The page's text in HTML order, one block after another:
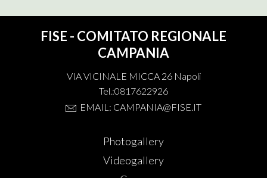
FISE - COMITATO REGIONALE
CAMPANIA
VIA VICINALE MICCA 26 Napoli
Tel.:0817622926
EMAIL: CAMPANIA@FISE.IT
Photogallery
Videogallery